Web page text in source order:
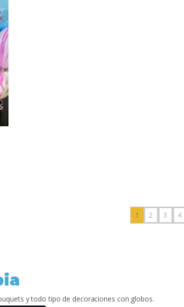
1 2 3 4
y todo tipo de decoraciones con globos.